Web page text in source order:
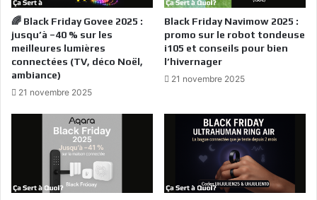
🌈 Black Friday Govee 2025 :
jusqu’à –40 % sur les
meilleures lumières
connectées (TV, déco Noël,
ambiance)
21 novembre 2025
Black Friday Navimow 2025 :
promo sur le robot tondeuse
i105 et conseils pour bien
l’hivernager
21 novembre 2025